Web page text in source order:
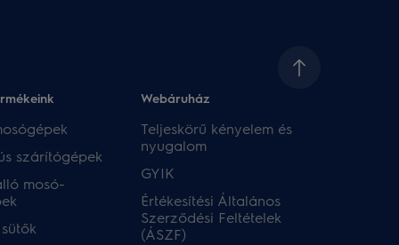
szárítógépek
mosó-
Webáruház​
Teljeskörű kényelem és
nyugalom
GYIK
Értékesítési Általános
Szerződési Feltételek
(ÁSZF)